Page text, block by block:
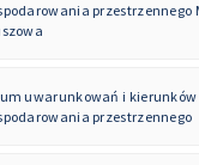
przestrzennego
uwarunkowań i kierunków
przestrzennego